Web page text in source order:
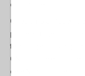
cambiamento
Chiediamo
processi urgenti di
tecnologie
ONU competenti di
delle Nazioni Unite su